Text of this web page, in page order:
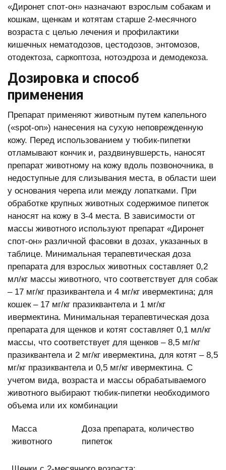
«Диронет спот-он» назначают взрослым собакам и
кошкам, щенкам и котятам старше 2-месячного
возраста с целью лечения и профилактики
кишечных нематодозов, цестодозов, энтомозов,
отодектоза, саркоптоза, нотоэдроза и демодекоза.
Дозировка и способ
применения
Препарат применяют животным путем капельного
(«spot-on») нанесения на сухую неповрежденную
кожу. Перед использованием у тюбик-пипетки
отламывают кончик и, раздвинувшерсть, наносят
препарат животному на кожу вдоль позвоночника, в
недоступные для слизывания места, в области шеи
у основания черепа или между лопатками. При
обработке крупных животных содержимое пипеток
наносят на кожу в 3-4 места. В зависимости от
массы животного используют препарат «Диронет
спот-он» различной фасовки в дозах, указанных в
таблице. Минимальная терапевтическая доза
препарата для взрослых животных составляет 0,2
мл/кг массы животного, что соответствует для собак
– 17 мг/кг празиквантела и 4 мг/кг ивермектина; для
кошек – 17 мг/кг празиквантела и 1 мг/кг
ивермектина. Минимальная терапевтическая доза
препарата для щенков и котят составляет 0,1 мл/кг
массы, что соответствует для щенков – 8,5 мг/кг
празиквантела и 2 мг/кг ивермектина, для котят – 8,5
мг/кг празиквантела и 0,5 мг/кг ивермектина. С
учетом вида, возраста и массы обрабатываемого
животного выбирают тюбик-пипетки необходимого
объема или их комбинации
Масса
животного
Доза препарата, количество
пипеток